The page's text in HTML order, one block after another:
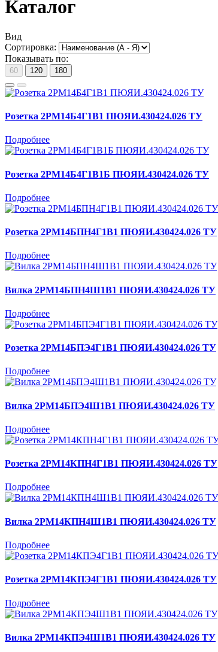
Каталог
Вид
Сортировка:
Показывать по:
60 120 180
Розетка 2РМ14Б4Г1В1 ПЮЯИ.430424.026 ТУ
Подробнее
Розетка 2РМ14Б4Г1В1Б ПЮЯИ.430424.026 ТУ
Подробнее
Розетка 2РМ14БПН4Г1В1 ПЮЯИ.430424.026 ТУ
Подробнее
Вилка 2РМ14БПН4Ш1В1 ПЮЯИ.430424.026 ТУ
Подробнее
Розетка 2РМ14БПЭ4Г1В1 ПЮЯИ.430424.026 ТУ
Подробнее
Вилка 2РМ14БПЭ4Ш1В1 ПЮЯИ.430424.026 ТУ
Подробнее
Розетка 2РМ14КПН4Г1В1 ПЮЯИ.430424.026 ТУ
Подробнее
Вилка 2РМ14КПН4Ш1В1 ПЮЯИ.430424.026 ТУ
Подробнее
Розетка 2РМ14КПЭ4Г1В1 ПЮЯИ.430424.026 ТУ
Подробнее
Вилка 2РМ14КПЭ4Ш1В1 ПЮЯИ.430424.026 ТУ